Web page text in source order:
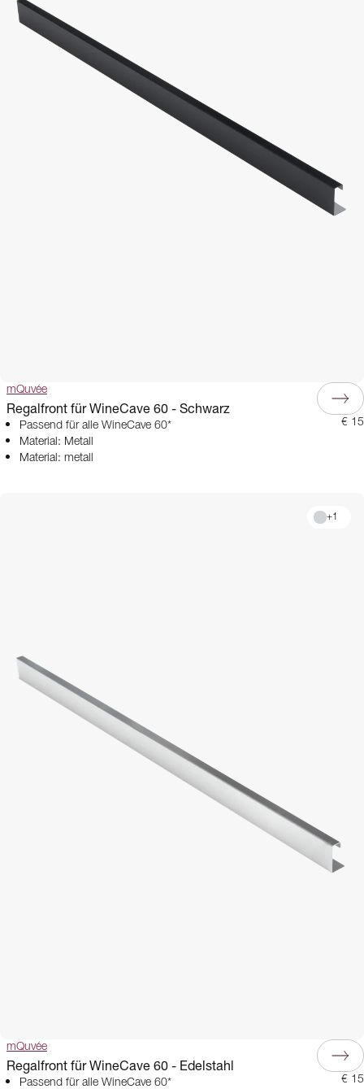
mQuvée
Regalfront für WineCave 60 - Schwarz
Passend für alle WineCave 60*
Material: Metall
Material: metall
€ 15
+1
mQuvée
Regalfront für WineCave 60 - Edelstahl
Passend für alle WineCave 60* € 15